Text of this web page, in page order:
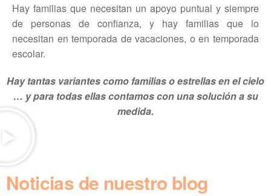
Hay familias que necesitan un apoyo puntual y siempre
de personas de confianza, y hay familias que lo
necesitan en temporada de vacaciones, o en temporada
escolar.
Hay tantas variantes como familias o estrellas en el cielo
… y para todas ellas contamos con una solución a su
medida.
Noticias de nuestro blog